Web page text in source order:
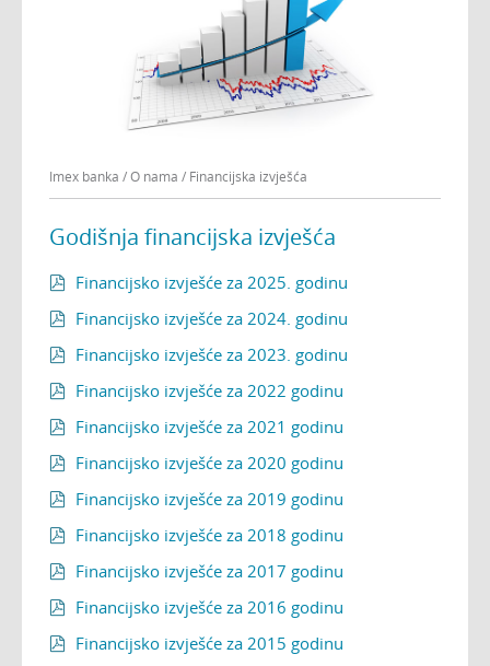
Imex banka /O nama / Financijska izvješća
Godišnja financijska izvješća
 Financijsko izvješće za 2025. godinu
 Financijsko izvješće za 2024. godinu
 Financijsko izvješće za 2023. godinu
 Financijsko izvješće za 2022 godinu
 Financijsko izvješće za 2021 godinu
 Financijsko izvješće za 2020 godinu
 Financijsko izvješće za 2019 godinu
 Financijsko izvješće za 2018 godinu
 Financijsko izvješće za 2017 godinu
 Financijsko izvješće za 2016 godinu
 Financijsko izvješće za 2015 godinu